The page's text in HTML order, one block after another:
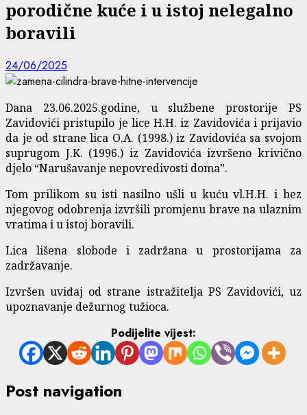
porodične kuće i u istoj nelegalno
boravili
24/06/2025
Dana 23.06.2025.godine, u službene prostorije PS
Zavidovići pristupilo je lice H.H. iz Zavidovića i prijavio
da je od strane lica O.A. (1998.) iz Zavidovića sa svojom
suprugom J.K. (1996.) iz Zavidovića izvršeno krivično
djelo “Narušavanje nepovredivosti doma”.
Tom prilikom su isti nasilno ušli u kuću vl.H.H. i bez
njegovog odobrenja izvršili promjenu brave na ulaznim
vratima i u istoj boravili.
Lica lišena slobode i zadržana u prostorijama za
zadržavanje.
Izvršen uviđaj od strane istražitelja PS Zavidovići, uz
upoznavanje dežurnog tužioca.
Podijelite vijest:
Post navigation